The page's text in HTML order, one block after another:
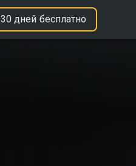
30 дней бесплатно